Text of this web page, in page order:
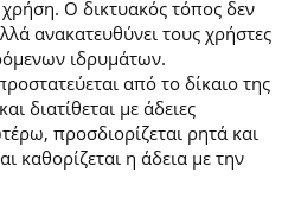
Ο δικτυακός τόπος δεν
ανακατευθύνει τους χρήστες
ιδρυμάτων.
από το δίκαιο της
διατίθεται με άδειες
προσδιορίζεται ρητά και
καθορίζεται η άδεια με την